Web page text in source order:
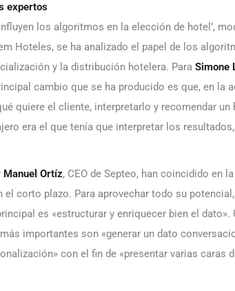
expertos
los algoritmos en la elección de hotel’,
Hoteles, se ha analizado el papel de los
y la distribución hotelera. Para Simone
cambio que se ha producido es que, en la
quiere el cliente, interpretarlo y recomendar
era el que tenía que interpretar los
Manuel Ortíz, CEO de Septeo, han coincidido en
corto plazo. Para aprovechar todo su potencial,
es «estructurar y enriquecer bien el dato».
importantes son «generar un dato
con el fin de «presentar varias caras